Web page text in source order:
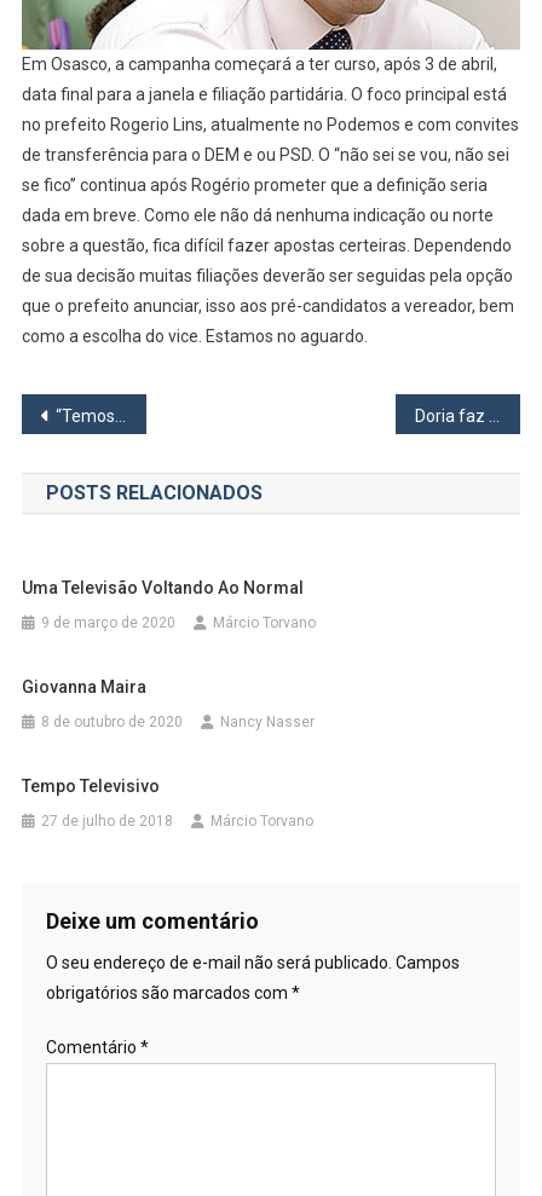
Em Osasco, a campanha começará a ter curso, após 3 de abril,
data final para a janela e filiação partidária. O foco principal está
no prefeito Rogerio Lins, atualmente no Podemos e com convites
de transferência para o DEM e ou PSD. O “não sei se vou, não sei
se fico” continua após Rogério prometer que a definição seria
dada em breve. Como ele não dá nenhuma indicação ou norte
sobre a questão, fica difícil fazer apostas certeiras. Dependendo
de sua decisão muitas filiações deverão ser seguidas pela opção
que o prefeito anunciar, isso aos pré-candidatos a vereador, bem
como a escolha do vice. Estamos no aguardo.
Navegação
de
Post
“Temos que fazer uma gestão profissional”, diz Dr. Sato Doria faz acordo com supermercados para oferta de álcool gel a preço de custo
POSTS RELACIONADOS
Uma Televisão Voltando Ao Normal
9 de março de 2020 Márcio Torvano
Giovanna Maira
8 de outubro de 2020 Nancy Nasser
Tempo Televisivo
27 de julho de 2018 Márcio Torvano
Deixe um comentário
O seu endereço de e-mail não será publicado. Campos
obrigatórios são marcados com *
Comentário *